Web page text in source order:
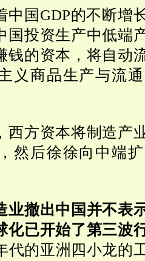
中国 GDP的不断增
国投资生产中低端
钱的资本，将自动
义商品生产与流
西方资本将制造产
然后徐徐向中端
业撤出中国并不表
化已开始了第三波
代的亚洲四小龙的